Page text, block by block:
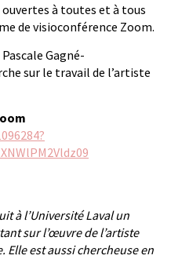
à toutes et à tous
de visioconférence Zoom.
Gagné-
sur le travail de l’artiste
à l’Université Laval un
sur l’œuvre de l’artiste
Elle est aussi chercheuse en